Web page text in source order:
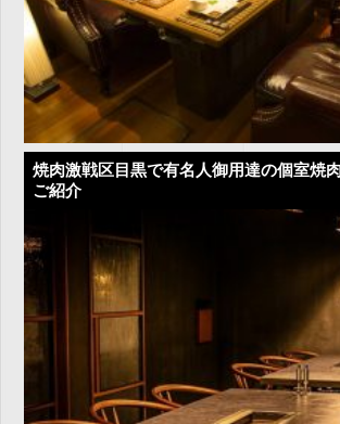
焼肉激戦区目黒で有名人御用達の個室焼
ご紹介